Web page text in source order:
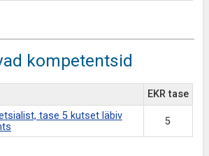
kompetentsid
EKR tase
tase 5 kutset läbiv
5